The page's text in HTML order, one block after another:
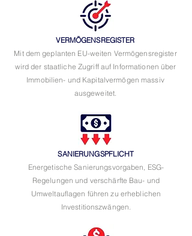
VERMÖGENSREGISTER
Mit dem geplanten EU-weiten Vermögensregister
wird der staatliche Zugriff auf Informationen über
Immobilien- und Kapitalvermögen massiv
ausgeweitet.
SANIERUNGSPFLICHT
Energetische Sanierungsvorgaben, ESG-
Regelungen und verschärfte Bau- und
Umweltauflagen führen zu erheblichen
Investitionszwängen.